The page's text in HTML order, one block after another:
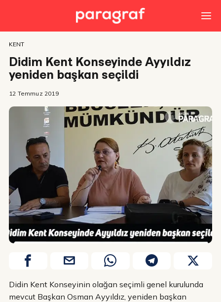
KENT
Didim Kent Konseyinde Ayyıldız
yeniden başkan seçildi
12 Temmuz 2019
Didin Kent Konseyinin olağan seçimli genel kurulunda
mevcut Başkan Osman Ayyıldız, yeniden başkan